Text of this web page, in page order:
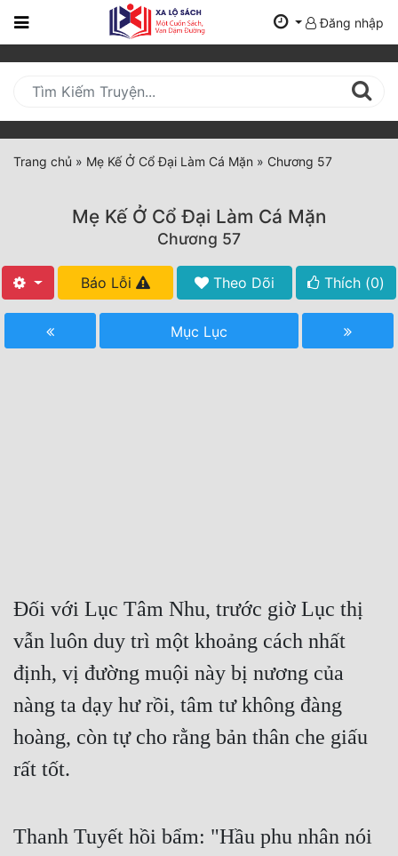
Trang
Mới
Cập
Nhật
(current)
Tất Cả
Truyện ngắn
Xa Lộ Dịch
Cung Đấu
Cạnh Kỹ
Cổ Tiên Hiệp
Du Hí
Đăng nhập
Trang chủ » Mẹ Kế Ở Cổ Đại Làm Cá Mặn » Chương 57
Mẹ Kế Ở Cổ Đại Làm Cá Mặn
Chương 57
Báo Lỗi Theo Dõi Thích (0)
Mục Lục
Đối với Lục Tâm Nhu, trước giờ Lục thị
vẫn luôn duy trì một khoảng cách nhất
định, vị đường muội này bị nương của
nàng ta dạy hư rồi, tâm tư không đàng
hoàng, còn tự cho rằng bản thân che giấu
rất tốt.
Thanh Tuyết hồi bẩm: "Hầu phu nhân nói